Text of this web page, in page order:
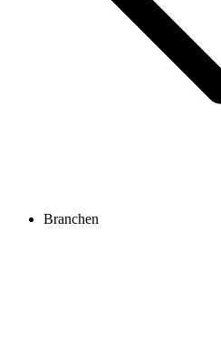
Branchen